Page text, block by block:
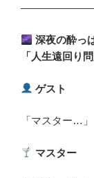
深夜の酔っ
「人生遠回り問
ゲスト
「マスター…」
マスター